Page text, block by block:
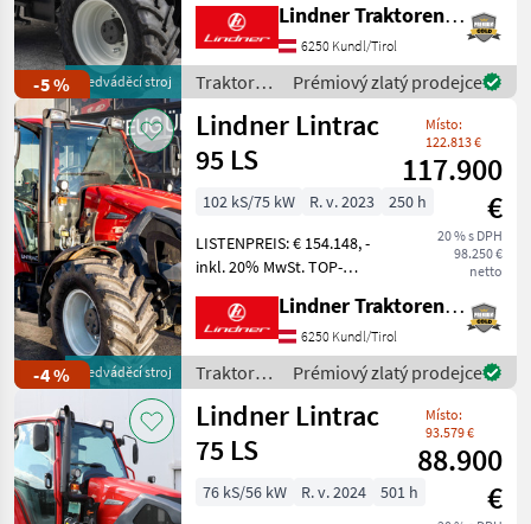
-5 % předváděcí stroj
nach vorne auf
Anfahrschutz, 5x EHS dws
Steuergeräte, 7-polige
Steckdose vorne, 8
Kipperleitu
Lindner Traktorenwerk GesmbH
6250 Kundl/Tirol
Traktory /
Lindner
Prémiový zlatý prodejce
-4 % předváděcí stroj
Lindner Lintrac
95 LS
Místo:
122.813 €
117.900
€
20 % s DPH
98.250 €
netto
102 kS/75 kW R. v. 2023
250 h
LISTENPREIS: € 154.148, -
inkl. 20% MwSt. TOP-
nach vorne, 6
Kipperleitungen + 1
Rücklauf (inkl.
Staubschutz), 7-polige
Steckdose vorne, Alpi
Lindner Traktorenwerk GesmbH
6250 Kundl/Tirol
Traktory /
Lindner
Prémiový zlatý prodejce
Lindner Lintrac
75 LS
Místo:
93.579 €
88.900
€
76 kS/56 kW R. v. 2024
501 h